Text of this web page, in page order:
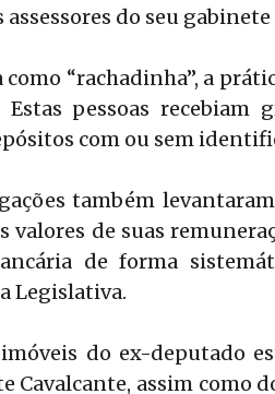
assessores do seu
como “rachadinha”, a
Estas pessoas
com ou sem
também
valores de suas
de forma
Legislativa.
do ex-deputado
Cavalcante, assim